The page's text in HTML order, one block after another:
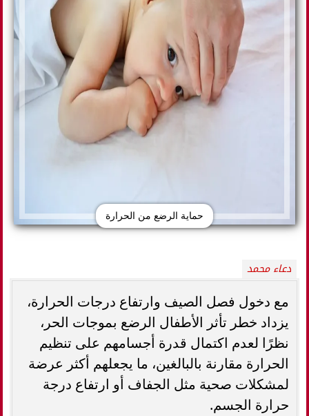
حماية الرضع من الحرارة
دعاء محمد
مع دخول فصل الصيف وارتفاع درجات الحرارة،
يزداد خطر تأثر الأطفال الرضع بموجات الحر،
نظرًا لعدم اكتمال قدرة أجسامهم على تنظيم
الحرارة مقارنة بالبالغين، ما يجعلهم أكثر عرضة
لمشكلات صحية مثل الجفاف أو ارتفاع درجة
حرارة الجسم.